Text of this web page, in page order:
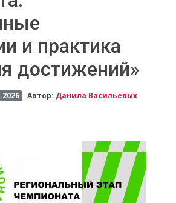
и практика
достижений»
Автор: Данила Васильевых